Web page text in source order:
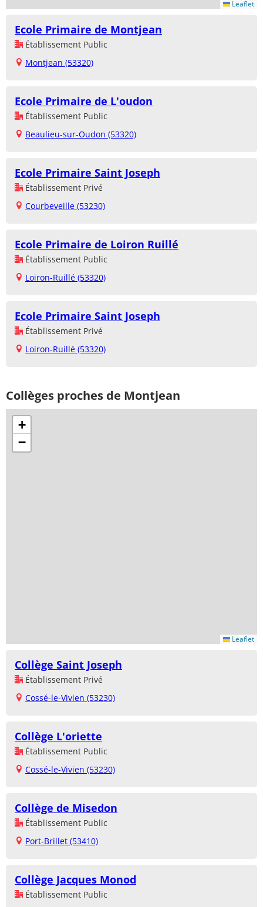
Leaflet
Ecole Primaire de Montjean
Établissement Public
Montjean (53320)
Ecole Primaire de L'oudon
Établissement Public
Beaulieu-sur-Oudon (53320)
Ecole Primaire Saint Joseph
Établissement Privé
Courbeveille (53230)
Ecole Primaire de Loiron Ruillé
Établissement Public
Loiron-Ruillé (53320)
Ecole Primaire Saint Joseph
Établissement Privé
Loiron-Ruillé (53320)
Collèges proches de Montjean
+
−
Leaflet
Collège Saint Joseph
Établissement Privé
Cossé-le-Vivien (53230)
Collège L'oriette
Établissement Public
Cossé-le-Vivien (53230)
Collège de Misedon
Établissement Public
Port-Brillet (53410)
Collège Jacques Monod
Établissement Public